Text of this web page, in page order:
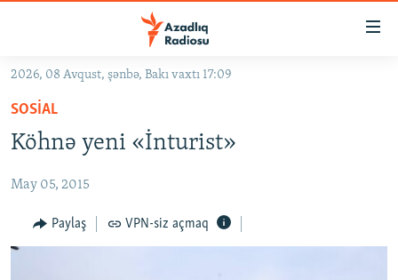
Əsas
qayıt
Əsas
naviqasiyaya
qayıt
GÜNDƏM
#İZAHLA
KORRUPSIOMETR
#ƏSLINDƏ
FƏRQƏ BAX
QANUNI DOĞRU
2026, 08 Avqust, şənbə, Bakı vaxtı 17:09
SOSIAL
Köhnə yeni «İnturist»
May 05, 2015
Paylaş VPN-siz açmaq